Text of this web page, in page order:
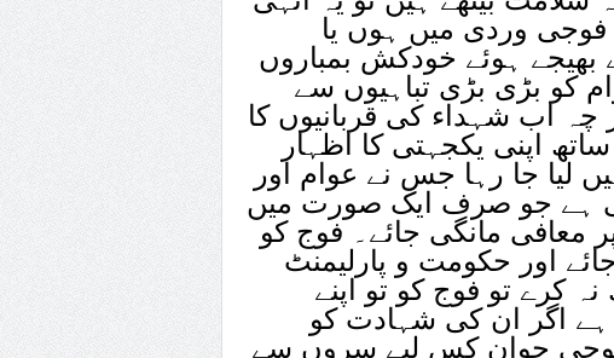
وردی میں ہوں یا
ہوئے خودکش بمباروں
کو بڑی بڑی تباہیوں سے
اب شہداء کی قربانیوں کا
اپنی یکجہتی کا اظہار
لیا جا رہا جس نے عوام اور
کی ہے جو صرف ایک صورت میں
معافی مانگی جائے۔ فوج کو
اور حکومت و پارلیمنٹ
کرے تو فوج کو تو اپنے
ہے اگر ان کی شہادت کو
فوجی جوان کس لیے سروں سے